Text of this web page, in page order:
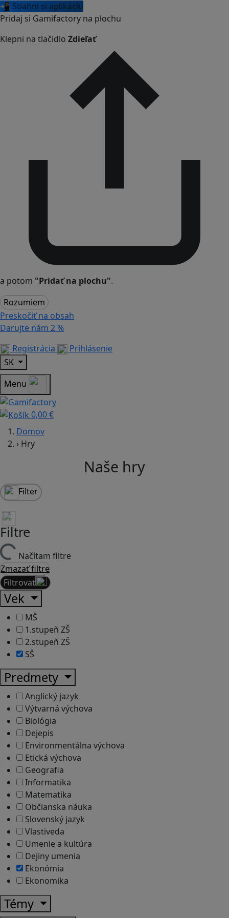
📲 Stiahni si aplikáciu
Pridaj si Gamifactory na plochu
Klepni na tlačidlo Zdieľať
a potom "Pridať na plochu".
Rozumiem
Preskočiť na obsah
Darujte nám 2 %
Registrácia
Prihlásenie
SK
Menu
0,00 €
Domov
› Hry
Naše hry
Filter
Filtre
Načítam filtre
Zmazať filtre
Filtrovať
Vek
MŠ
1.stupeň ZŠ
2.stupeň ZŠ
SŠ
Predmety
Anglický jazyk
Výtvarná výchova
Biológia
Dejepis
Environmentálna výchova
Etická výchova
Geografia
Informatika
Matematika
Občianska náuka
Slovenský jazyk
Vlastiveda
Umenie a kultúra
Dejiny umenia
Ekonómia
Ekonomika
Témy